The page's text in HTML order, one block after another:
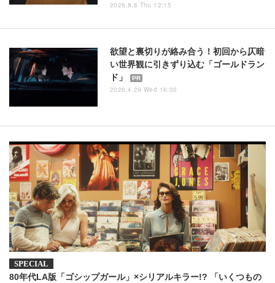
2026.8.6 Thu 12:15
欲望と裏切りが絡み合う！初回から仄暗
い世界観に引きずり込む「ゴールドラン
ド」
PR
2026.4.29 Wed 16:00
80年代LA版「ゴシップガール」×シリアルキラー!? 「いくつもの